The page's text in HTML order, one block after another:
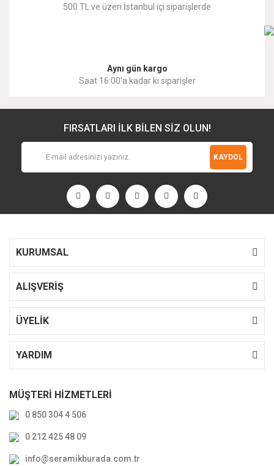
500 TL ve üzeri İstanbul içi siparişlerde
Aynı gün kargo
Saat 16:00'a kadar ki siparişler
FIRSATLARI İLK BİLEN SİZ OLUN!
KAYDOL
KURUMSAL
ALIŞVERİŞ
ÜYELİK
YARDIM
MÜŞTERİ HİZMETLERİ
0 850 304 4 506
0 212 425 48 09
info@seramikburada.com.tr